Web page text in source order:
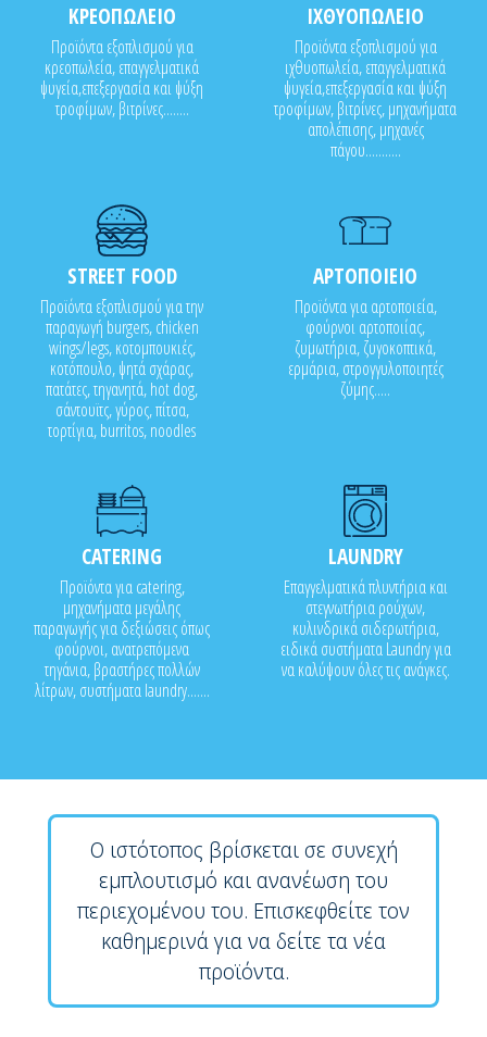
ΚΡΕΟΠΩΛΕΙΟ
Προϊόντα εξοπλισμού για
κρεοπωλεία, επαγγελματικά
ψυγεία,επεξεργασία και ψύξη
τροφίμων, βιτρίνες........
ΙΧΘΥΟΠΩΛΕΙΟ
Προϊόντα εξοπλισμού για
ιχθυοπωλεία, επαγγελματικά
ψυγεία,επεξεργασία και ψύξη
τροφίμων, βιτρίνες, μηχανήματα
απολέπισης, μηχανές
πάγου...........
STREET FOOD
Προϊόντα εξοπλισμού για την
παραγωγή burgers, chicken
wings/legs, κοτομπουκιές,
κοτόπουλο, ψητά σχάρας,
πατάτες, τηγανητά, hot dog,
σάντουϊτς, γύρος, πίτσα,
τορτίγια, burritos, noodles
ΑΡΤΟΠΟΙΕΙΟ
Προϊόντα για αρτοποιεία,
φούρνοι αρτοποιίας,
ζυμωτήρια, ζυγοκοπτικά,
ερμάρια, στρογγυλοποιητές
ζύμης.....
CATERING
Προϊόντα για catering,
μηχανήματα μεγάλης
παραγωγής για δεξιώσεις όπως
φούρνοι, ανατρεπόμενα
τηγάνια, βραστήρες πολλών
λίτρων, συστήματα laundry.......
LAUNDRY
Επαγγελματικά πλυντήρια και
στεγνωτήρια ρούχων,
κυλινδρικά σιδερωτήρια,
ειδικά συστήματα Laundry για
να καλύψουν όλες τις ανάγκες.
Ο ιστότοπος βρίσκεται σε συνεχή
εμπλουτισμό και ανανέωση του
περιεχομένου του. Επισκεφθείτε τον
καθημερινά για να δείτε τα νέα
προϊόντα.